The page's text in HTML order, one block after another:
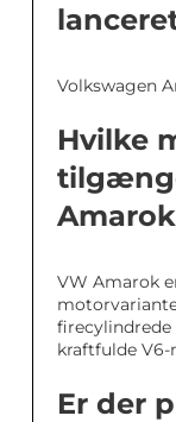
Volkswagen
Hvilke
VW Amarok
kraftfulde
Er der